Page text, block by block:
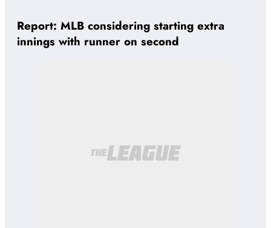
Report: MLB considering starting extra
innings with runner on second